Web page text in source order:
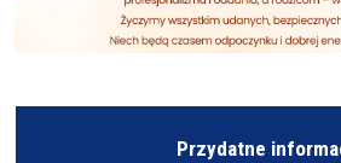
Przydatne